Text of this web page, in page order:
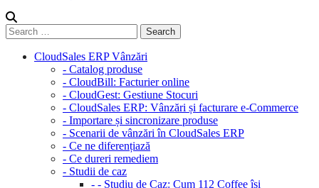
CloudSales ERP Vânzări
- Catalog produse
- CloudBill: Facturier online
- CloudGest: Gestiune Stocuri
- CloudSales ERP: Vânzări și facturare e-Commerce
- Importare și sincronizare produse
- Scenarii de vânzări în CloudSales ERP
- Ce ne diferențiază
- Ce dureri remediem
- Studii de caz
- - Studiu de Caz: Cum 112 Coffee își